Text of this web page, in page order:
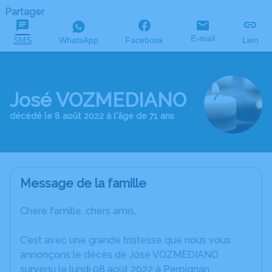
Partager
SMS WhatsApp Facebook E-mail Lien
José VOZMEDIANO
décédé le 8 août 2022 à l'âge de 71 ans
Message de la famille
Chère famille, chers amis,
C’est avec une grande tristesse que nous vous
annonçons le décès de José VOZMEDIANO
survenu le lundi 08 août 2022 à Perpignan.